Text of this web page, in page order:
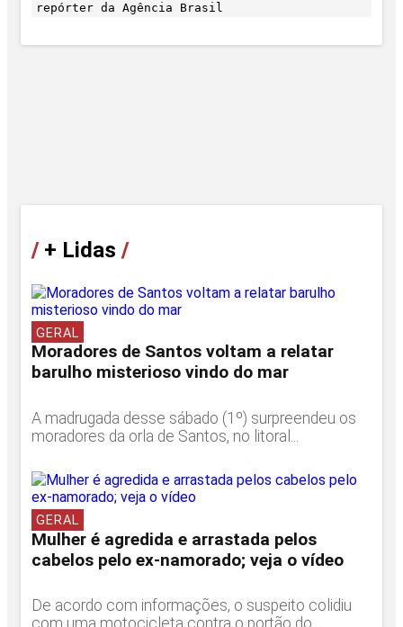
repórter da Agência Brasil
/+ Lidas /
GERAL
Moradores de Santos voltam a relatar
barulho misterioso vindo do mar
A madrugada desse sábado (1º) surpreendeu os
moradores da orla de Santos, no litoral...
GERAL
Mulher é agredida e arrastada pelos
cabelos pelo ex-namorado; veja o vídeo
De acordo com informações, o suspeito colidiu